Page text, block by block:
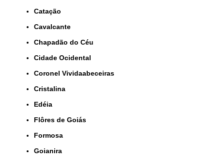
Catação
Cavalcante
Chapadão do Céu
Cidade Ocidental
Coronel Vividaabeceiras
Cristalina
Edéia
Flôres de Goiás
Formosa
Goianira